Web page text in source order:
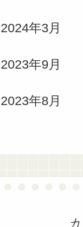
2024年3月
2023年9月
2023年8月